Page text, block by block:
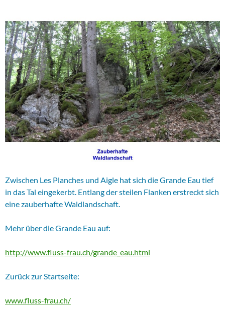
Zwischen Les Planches und Aigle hat sich die Grande Eau tief
in das Tal eingekerbt. Entlang der steilen Flanken erstreckt sich
eine zauberhafte Waldlandschaft.
Mehr über die Grande Eau auf:
http://www.fluss-frau.ch/grande_eau.html
Zurück zur Startseite:
www.fluss-frau.ch/